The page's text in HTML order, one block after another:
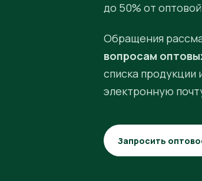
до 50% от
Обращения
вопросам
списка продукции
электронную
Запросить